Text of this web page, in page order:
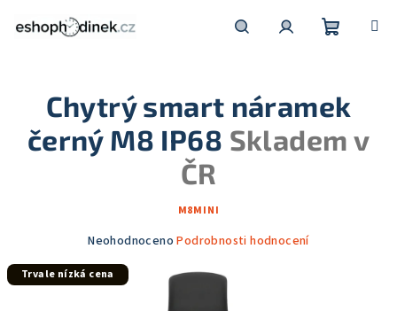
košík
Chytrý smart náramek
černý M8 IP68 Skladem v
ČR
M8MINI
Průměrné
produktu
Neohodnoceno Podrobnosti hodnocení
Trvale nízká cena